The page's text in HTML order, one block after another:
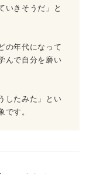
いきそうだ」と
の年代になって
んで自分を磨い
したみた」とい
です。